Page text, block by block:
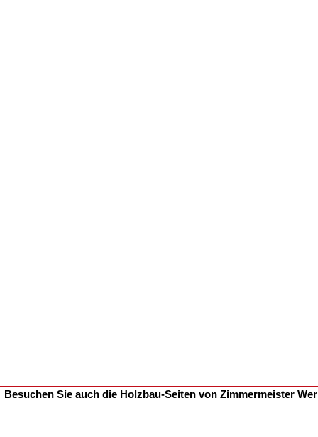
Besuchen Sie auch die Holzbau-Seiten von Zimmermeister